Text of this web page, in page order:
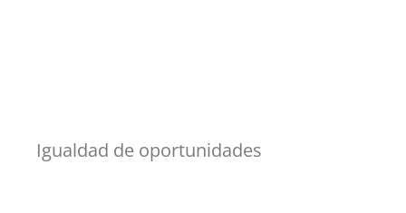
Igualdad de oportunidades